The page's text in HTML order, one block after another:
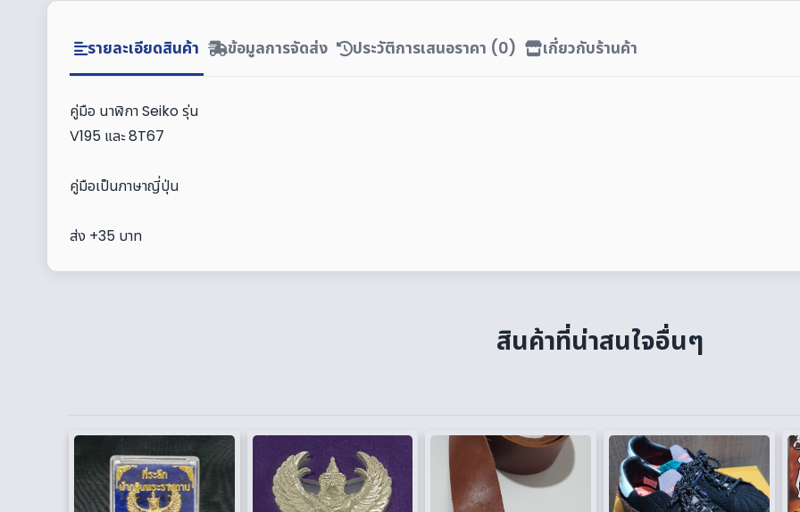
รายละเอียดสินค้า ข้อมูลการจัดส่ง ประวัติการเสนอราคา (0) เกี่ยวกับร้านค้า
คู่มือ นาฬิกา Seiko รุ่น
V195 และ 8T67
คู่มือเป็นภาษาญี่ปุ่น
ส่ง +35 บาท
สินค้าที่น่าสนใจอื่นๆ